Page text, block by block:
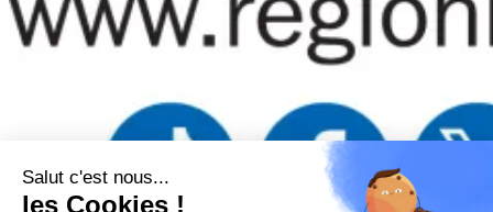
Salut c'est nous...
les Cookies !